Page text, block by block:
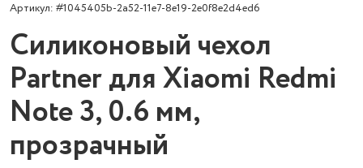
Артикул: #1045405b-2a52-11e7-8e19-2e0f8e2d4ed6
Силиконовый чехол
Partner для Xiaomi Redmi
Note 3, 0.6 мм,
прозрачный